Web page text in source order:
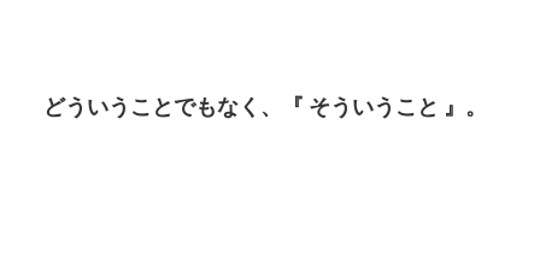
どういうことでもなく、『 そういうこと 』。